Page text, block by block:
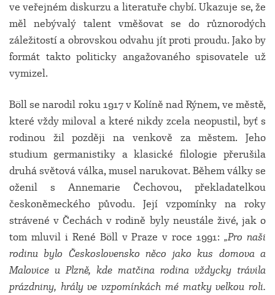
ve veřejném diskurzu a literatuře chybí. Ukazuje se, že
měl nebývalý talent vměšovat se do různorodých
záležitostí a obrovskou odvahu jít proti proudu. Jako by
formát takto politicky angažovaného spisovatele už
vymizel.
Böll se narodil roku 1917 v Kolíně nad Rýnem, ve městě,
které vždy miloval a které nikdy zcela neopustil, byť s
rodinou žil později na venkově za městem. Jeho
studium germanistiky a klasické filologie přerušila
druhá světová válka, musel narukovat. Během války se
oženil s Annemarie Čechovou, překladatelkou
českoněmeckého původu. Její vzpomínky na roky
strávené v Čechách v rodině byly neustále živé, jak o
tom mluvil i René Böll v Praze v roce 1991:„Pro naši
rodinu bylo Československo něco jako kus domova a
Malovice u Plzně, kde matčina rodina vždycky trávila
prázdniny, hrály ve vzpomínkách mé matky velkou roli.